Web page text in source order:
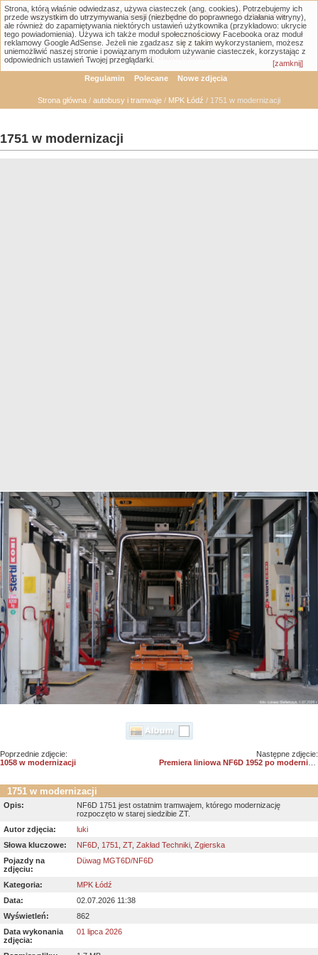
Łódzka Galeria Transportowa - GTLodz.eu
Wyszukiwanie zaawansowane
Regulamin Polecane Nowe zdjęcia
Strona główna / autobusy i tramwaje / MPK Łódź / 1751 w modernizacji
1751 w modernizacji
Poprzednie zdjęcie:
1058 w modernizacji
Następne zdjęcie:
Premiera liniowa NF6D 1952 po modernizacji
1751 w modernizacji
Opis:
NF6D 1751 jest ostatnim tramwajem, którego modernizację
rozpoczęto w starej siedzibie ZT.
Autor zdjęcia:
luki
Słowa kluczowe:
NF6D 1751 ZT, Zakład Techniki Zgierska
Pojazdy na
zdjęciu:
Düwag MGT6D/NF6D
Kategoria:
MPK Łódź
Data:
02.07.2026 11:38
Wyświetleń:
862
Data wykonania
zdjęcia:
01 lipca 2026
Strona, którą właśnie odwiedzasz, używa ciasteczek (ang. cookies). Potrzebujemy ich
przede wszystkim do utrzymywania sesji (niezbędne do poprawnego działania witryny),
ale również do zapamiętywania niektórych ustawień użytkownika (przykładowo: ukrycie
tego powiadomienia). Używa ich także moduł społecznościowy Facebooka oraz moduł
reklamowy Google AdSense. Jeżeli nie zgadzasz się z takim wykorzystaniem, możesz
uniemożliwić naszej stronie i powiązanym modułom używanie ciasteczek, korzystając z
odpowiednich ustawień Twojej przeglądarki.
[zamknij]